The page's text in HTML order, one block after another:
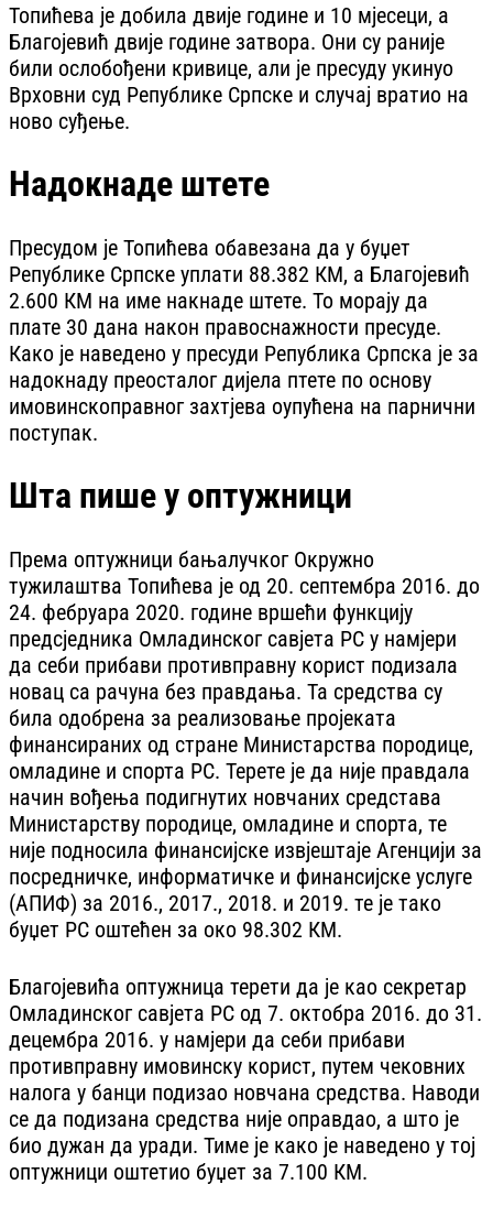
Топићева је добила двије године и 10 мјесеци, а
Благојевић двије године затвора. Они су раније
били ослобођени кривице, али је пресуду укинуо
Врховни суд Републике Српске и случај вратио на
ново суђење.
Надокнаде штете
Пресудом је Топићева обавезана да у буџет
Републике Српске уплати 88.382 КМ, а Благојевић
2.600 КМ на име накнаде штете. То морају да
плате 30 дана након правоснажности пресуде.
Како је наведено у пресуди Република Српска је за
надокнаду преосталог дијела птете по основу
имовинскоправног захтјева оупућена на парнични
поступак.
Шта пише у оптужници
Према оптужници бањалучког Окружно
тужилаштва Топићева је од 20. септембра 2016. до
24. фебруара 2020. године вршећи функцију
предсједника Омладинског савјета РС у намјери
да себи прибави противправну корист подизала
новац са рачуна без правдања. Та средства су
била одобрена за реализовање пројеката
финансираних од стране Министарства породице,
омладине и спорта РС. Терете је да није правдала
начин вођења подигнутих новчаних средстава
Министарству породице, омладине и спорта, те
није подносила финансијске извјештаје Агенцији за
посредничке, информатичке и финансијске услуге
(АПИФ) за 2016., 2017., 2018. и 2019. те је тако
буџет РС оштећен за око 98.302 КМ.
Благојевића оптужница терети да је као секретар
Омладинског савјета РС од 7. октобра 2016. до 31.
децембра 2016. у намјери да себи прибави
противправну имовинску корист, путем чековних
налога у банци подизао новчана средства. Наводи
се да подизана средства није оправдао, а што је
био дужан да уради. Тиме је како је наведено у тој
оптужници оштетио буџет за 7.100 КМ.